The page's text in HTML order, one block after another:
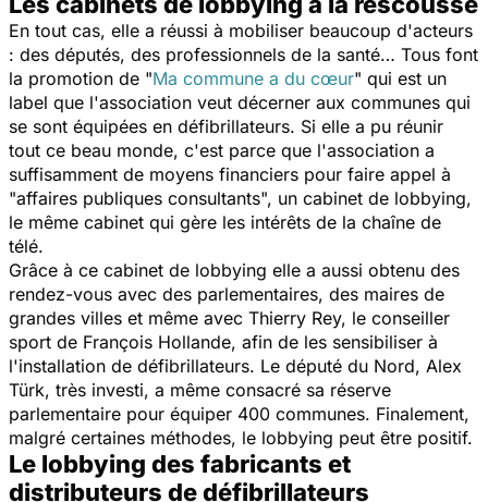
En tout cas, elle a réussi à mobiliser beaucoup d'acteurs
: des députés, des professionnels de la santé… Tous font
la promotion de "Ma commune a du cœur" qui est un
label que l'association veut décerner aux communes qui
se sont équipées en défibrillateurs. Si elle a pu réunir
tout ce beau monde, c'est parce que l'association a
suffisamment de moyens financiers pour faire appel à
"affaires publiques consultants", un cabinet de lobbying,
le même cabinet qui gère les intérêts de la chaîne de
télé.
Grâce à ce cabinet de lobbying elle a aussi obtenu des
rendez-vous avec des parlementaires, des maires de
grandes villes et même avec Thierry Rey, le conseiller
sport de François Hollande, afin de les sensibiliser à
l'installation de défibrillateurs. Le député du Nord, Alex
Türk, très investi, a même consacré sa réserve
parlementaire pour équiper 400 communes. Finalement,
malgré certaines méthodes, le lobbying peut être positif.
Le lobbying des fabricants et
distributeurs de défibrillateurs